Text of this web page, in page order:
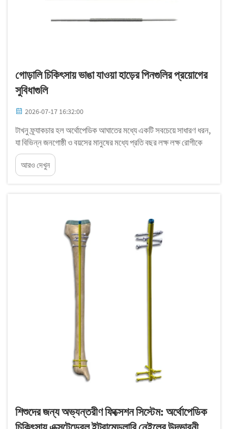
গোড়ালি চিকিৎসায় ভাঙা যাওয়া হাড়ের পিনগুলির প্রয়োগের
সুবিধাগুলি
2026-07-17 16:32:00
টাখনু ফ্র্যাকচার হল অর্থোপেডিক আঘাতের মধ্যে একটি সবচেয়ে সাধারণ ধরন,
যা বিভিন্ন জনগোষ্ঠী ও বয়সের মানুষের মধ্যে প্রতি বছর লক্ষ লক্ষ রোগীকে
প্রভাবিত করে। ঐতিহ্যগত ফিক্সেশন পদ্ধতিগুলি দশক ধরে চিকিৎসা
সম্প্রদায়কে সেবা দিয়ে আসছে, কিন্তু আধুনিক সার্জিক্যাল...
আরও দেখুন
শিশুদের জন্য অভ্যন্তরীণ ফিক্সেশন সিস্টেম: অর্থোপেডিক